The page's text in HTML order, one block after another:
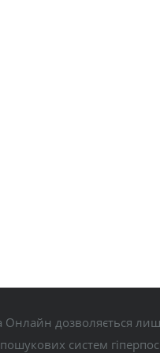
Онлайн дозволяється
систем